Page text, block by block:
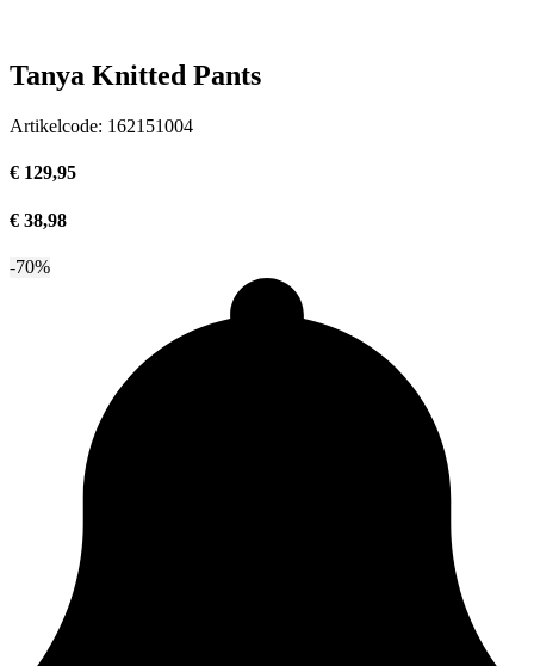
Tanya Knitted Pants
Artikelcode: 162151004
€ 129,95
€ 38,98
-70%